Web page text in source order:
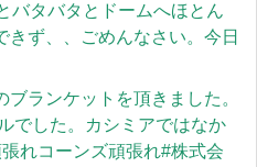
バタバタとドームへほとん
きず、、ごめんなさい。今日
ブランケットを頂きました。
でした。 カシミアではなか
れコーンズ頑張れ#株式会